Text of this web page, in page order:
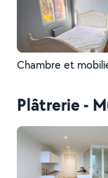
Chambre et
Plâtrerie -